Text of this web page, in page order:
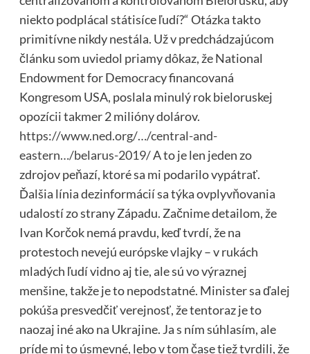
niekto podplácal státisíce ľudí?“ Otázka takto
primitívne nikdy nestála. Už v predchádzajúcom
článku som uviedol priamy dôkaz, že National
Endowment for Democracy financovaná
Kongresom USA, poslala minulý rok bieloruskej
opozícii takmer 2 milióny dolárov.
https://www.ned.org/…/central-and-
eastern…/belarus-2019/A to je len jeden zo
zdrojov peňazí, ktoré sa mi podarilo vypátrať.
Ďalšia línia dezinformácií sa týka ovplyvňovania
udalostí zo strany Západu. Začnime detailom, že
Ivan Korčok nemá pravdu, keď tvrdí, že na
protestoch nevejú európske vlajky – v rukách
mladých ľudí vidno aj tie, ale sú vo výraznej
menšine, takže je to nepodstatné. Minister sa ďalej
pokúša presvedčiť verejnosť, že tentoraz je to
naozaj iné ako na Ukrajine. Ja s ním súhlasím, ale
príde mi to úsmevné, lebo v tom čase tiež tvrdili, že